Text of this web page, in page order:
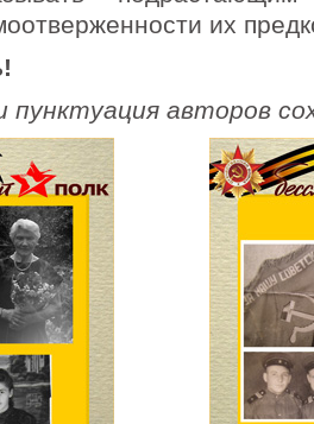
их
пунктуация авторов